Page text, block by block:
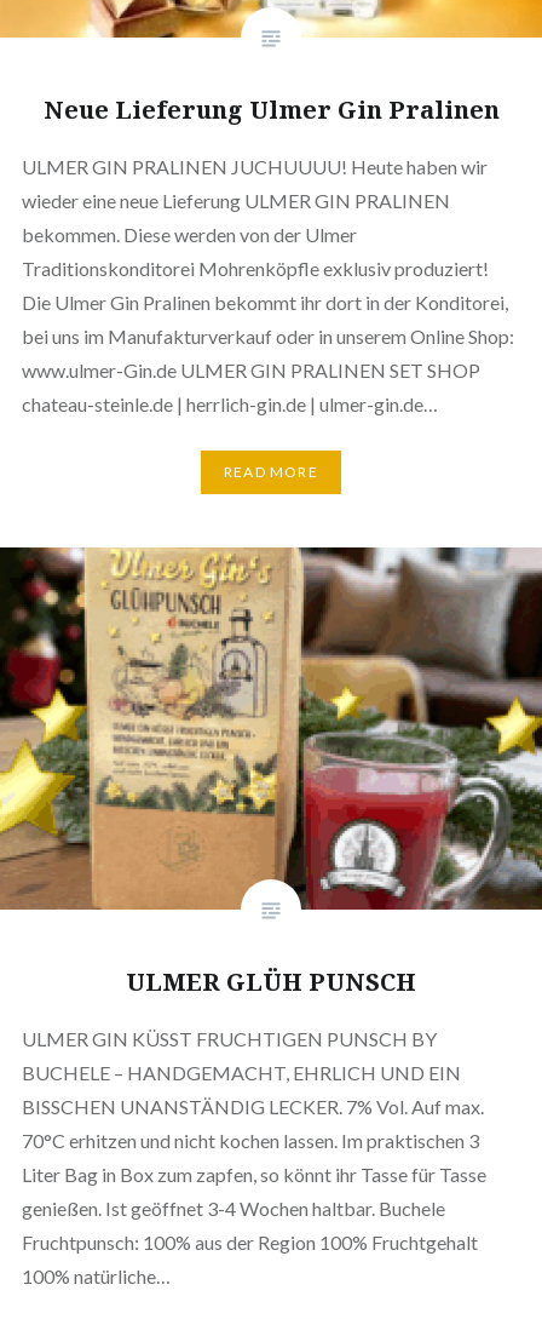
Neue Lieferung Ulmer Gin Pralinen
ULMER GIN PRALINEN JUCHUUUU! Heute haben wir
wieder eine neue Lieferung ULMER GIN PRALINEN
bekommen. Diese werden von der Ulmer
Traditionskonditorei Mohrenköpfle exklusiv produziert!
Die Ulmer Gin Pralinen bekommt ihr dort in der Konditorei,
bei uns im Manufakturverkauf oder in unserem Online Shop:
www.ulmer-Gin.de ULMER GIN PRALINEN SET SHOP
chateau-steinle.de | herrlich-gin.de | ulmer-gin.de…
READ MORE
ULMER GLÜH PUNSCH
ULMER GIN KÜSST FRUCHTIGEN PUNSCH BY
BUCHELE – HANDGEMACHT, EHRLICH UND EIN
BISSCHEN UNANSTÄNDIG LECKER. 7% Vol. Auf max.
70°C erhitzen und nicht kochen lassen. Im praktischen 3
Liter Bag in Box zum zapfen, so könnt ihr Tasse für Tasse
genießen. Ist geöffnet 3-4 Wochen haltbar. Buchele
Fruchtpunsch: 100% aus der Region 100% Fruchtgehalt
100% natürliche…